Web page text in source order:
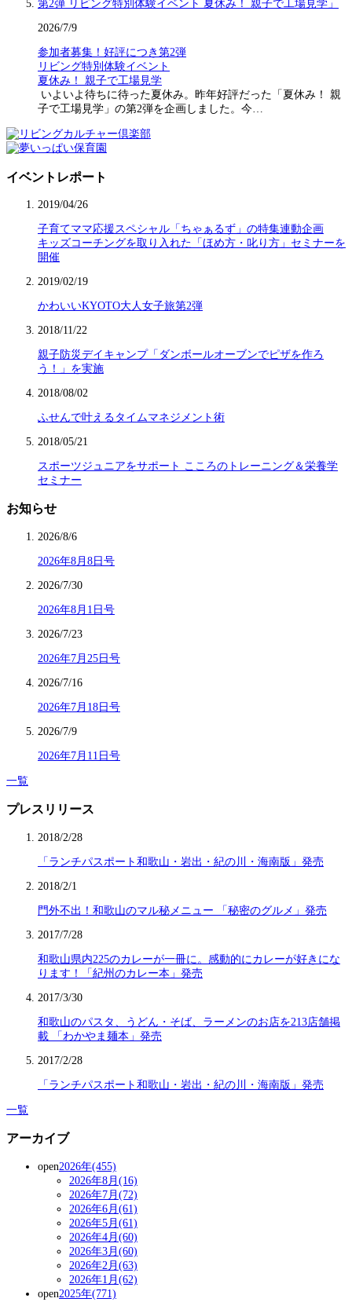
2026/7/9
参加者募集！好評につき第2弾
リビング特別体験イベント
夏休み！ 親子で工場見学
いよいよ待ちに待った夏休み。昨年好評だった「夏休み！ 親
子で工場見学」の第2弾を企画しました。今…
イベントレポート
2019/04/26
子育てママ応援スペシャル「ちゃぁるず」の特集連動企画
キッズコーチングを取り入れた「ほめ方・叱り方」セミナーを
開催
2019/02/19
かわいいKYOTO大人女子旅第2弾
2018/11/22
親子防災デイキャンプ「ダンボールオーブンでピザを作ろ
う！」を実施
2018/08/02
ふせんで叶えるタイムマネジメント術
2018/05/21
スポーツジュニアをサポート こころのトレーニング＆栄養学
セミナー
お知らせ
2026/8/6
2026年8月8日号
2026/7/30
2026年8月1日号
2026/7/23
2026年7月25日号
2026/7/16
2026年7月18日号
2026/7/9
2026年7月11日号
一覧
プレスリリース
2018/2/28
「ランチパスポート和歌山・岩出・紀の川・海南版」発売
2018/2/1
門外不出！和歌山のマル秘メニュー 「秘密のグルメ」発売
2017/7/28
和歌山県内225のカレーが一冊に。感動的にカレーが好きにな
ります！「紀州のカレー本」発売
2017/3/30
和歌山のパスタ、うどん・そば、ラーメンのお店を213店舗掲
載 「わかやま麺本」発売
2017/2/28
「ランチパスポート和歌山・岩出・紀の川・海南版」発売
一覧
アーカイブ
open2026年(455)
2026年8月(16)
2026年7月(72)
2026年6月(61)
2026年5月(61)
2026年4月(60)
2026年3月(60)
2026年2月(63)
2026年1月(62)
open2025年(771)